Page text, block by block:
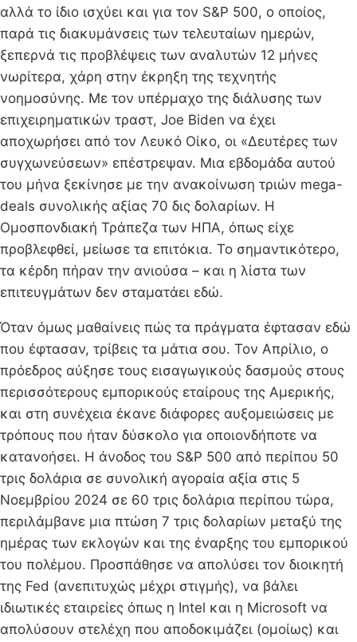
αλλά το ίδιο ισχύει και για τον S&P 500, ο οποίος,
παρά τις διακυμάνσεις των τελευταίων ημερών,
ξεπερνά τις προβλέψεις των αναλυτών 12 μήνες
νωρίτερα, χάρη στην έκρηξη της τεχνητής
νοημοσύνης. Με τον υπέρμαχο της διάλυσης των
επιχειρηματικών τραστ, Joe Biden να έχει
αποχωρήσει από τον Λευκό Οίκο, οι «Δευτέρες των
συγχωνεύσεων» επέστρεψαν. Μια εβδομάδα αυτού
του μήνα ξεκίνησε με την ανακοίνωση τριών mega-
deals συνολικής αξίας 70 δις δολαρίων. Η
Ομοσπονδιακή Τράπεζα των ΗΠΑ, όπως είχε
προβλεφθεί, μείωσε τα επιτόκια. Το σημαντικότερο,
τα κέρδη πήραν την ανιούσα – και η λίστα των
επιτευγμάτων δεν σταματάει εδώ.
Όταν όμως μαθαίνεις πώς τα πράγματα έφτασαν εδώ
που έφτασαν, τρίβεις τα μάτια σου. Τον Απρίλιο, ο
πρόεδρος αύξησε τους εισαγωγικούς δασμούς στους
περισσότερους εμπορικούς εταίρους της Αμερικής,
και στη συνέχεια έκανε διάφορες αυξομειώσεις με
τρόπους που ήταν δύσκολο για οποιονδήποτε να
κατανοήσει. Η άνοδος του S&P 500 από περίπου 50
τρις δολάρια σε συνολική αγοραία αξία στις 5
Νοεμβρίου 2024 σε 60 τρις δολάρια περίπου τώρα,
περιλάμβανε μια πτώση 7 τρις δολαρίων μεταξύ της
ημέρας των εκλογών και της έναρξης του εμπορικού
του πολέμου. Προσπάθησε να απολύσει τον διοικητή
της Fed (ανεπιτυχώς μέχρι στιγμής), να βάλει
ιδιωτικές εταιρείες όπως η Intel και η Microsoft να
απολύσουν στελέχη που αποδοκιμάζει (ομοίως) και